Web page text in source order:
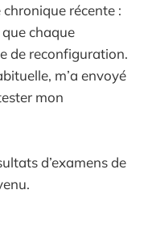
chronique récente :
chaque
de reconfiguration.
m’a envoyé
mon
d’examens de